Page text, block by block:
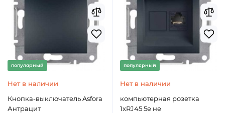
популярный
Нет в наличии
Кнопка-выключатель Asfora
Антрацит
популярный
Нет в наличии
компьютерная розетка
1xRJ45 5e не